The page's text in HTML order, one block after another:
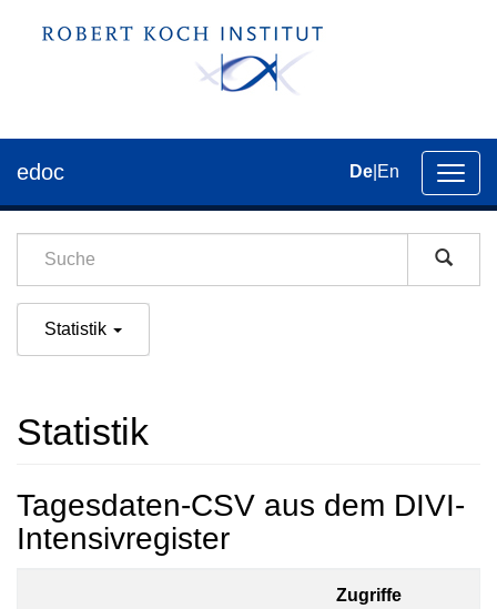
der
edoc De En
Statistik
Statistik
Tagesdaten-CSV aus dem DIVI-
Intensivregister
Zugriffe